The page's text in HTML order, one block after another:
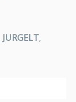
JURGELT,